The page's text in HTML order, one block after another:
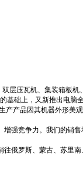
层压瓦机、集装箱板机
础上，又新推出电脑
产产品因其机器外形美
强竞争力。我们的销售
俄罗斯、蒙古、苏里南